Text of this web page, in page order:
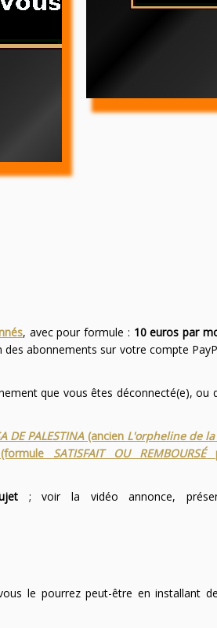
, avec pour formule : 10 euros par
abonnements sur votre compte
que vous êtes déconnecté(e), ou
DE PALESTINA(ancien L'orpheline de
SATISFAIT OU REMBOURSÉ
; voir la vidéo annonce,
le pourrez peut-être en installant